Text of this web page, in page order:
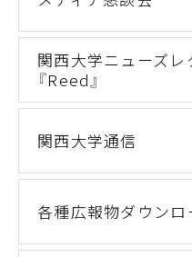
関西大学ニューズレ
『Reed』
関西大学通信
各種広報物ダウンロ